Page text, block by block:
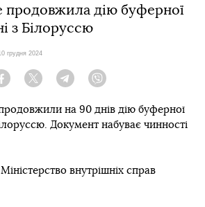
продовжила дію буферної
з Білоруссю
грудня 2024
Facebook Twitter Telegram
на 90 днів дію буферної
Документ набуває чинності
Міністерство внутрішніх справ